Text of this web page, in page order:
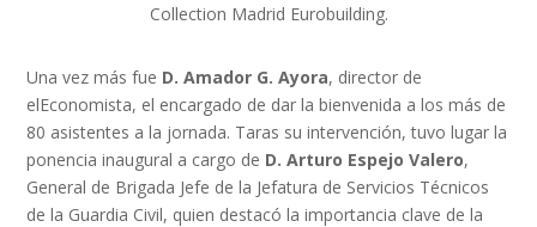
Collection Madrid Eurobuilding.
Una vez más fue D. Amador G. Ayora, director de
elEconomista, el encargado de dar la bienvenida a los más de
80 asistentes a la jornada. Taras su intervención, tuvo lugar la
ponencia inaugural a cargo de D. Arturo Espejo Valero,
General de Brigada Jefe de la Jefatura de Servicios Técnicos
de la Guardia Civil, quien destacó la importancia clave de la